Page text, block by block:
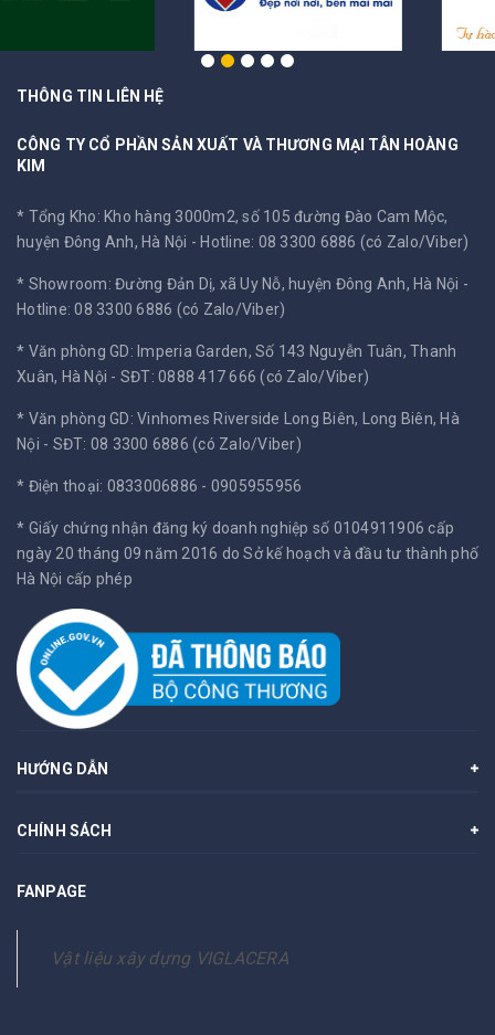
THÔNG TIN LIÊN HỆ
CÔNG TY CỔ PHẦN SẢN XUẤT VÀ THƯƠNG MẠI TÂN HOÀNG
KIM
* Tổng Kho: Kho hàng 3000m2, số 105 đường Đào Cam Mộc,
huyện Đông Anh, Hà Nội -Hotline: 08 3300 6886 (có Zalo/Viber)
* Showroom: Đường Đản Dị, xã Uy Nỗ, huyện Đông Anh, Hà Nội -
Hotline: 08 3300 6886 (có Zalo/Viber)
* Văn phòng GD: Imperia Garden, Số 143 Nguyễn Tuân, Thanh
Xuân, Hà Nội - SĐT: 0888 417 666 (có Zalo/Viber)
* Văn phòng GD: Vinhomes Riverside Long Biên, Long Biên, Hà
Nội - SĐT: 08 3300 6886 (có Zalo/Viber)
* Điện thoại: 0833006886 - 0905955956
* Giấy chứng nhận đăng ký doanh nghiệp số 0104911906 cấp
ngày 20 tháng 09 năm 2016 do Sở kế hoạch và đầu tư thành phố
Hà Nội cấp phép
HƯỚNG DẪN
CHÍNH SÁCH
FANPAGE
Vật liệu xây dựng VIGLACERA